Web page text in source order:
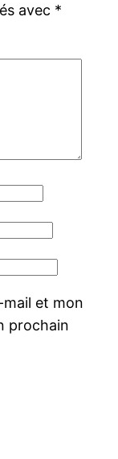
avec *
et mon
prochain